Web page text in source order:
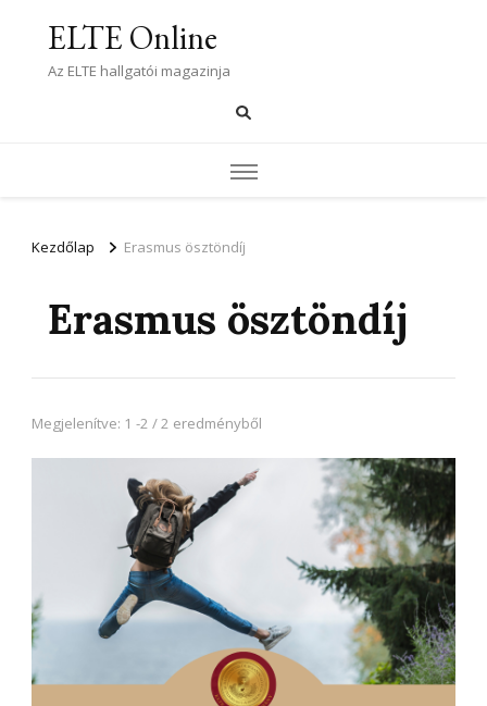
ELTE Online
Az ELTE hallgatói magazinja
Kezdőlap Erasmus ösztöndíj
Erasmus ösztöndíj
Megjelenítve: 1 -2 / 2 eredményből